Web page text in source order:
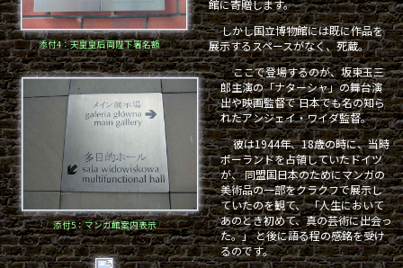
添付4：天皇皇后両陛下署名額
添付5：マンガ館案内表示
館に寄贈します。
しかし国立博物館には既に作品を
展示するスペースがなく、死蔵。
ここで登場するのが、坂東玉三
郎主演の「ナターシャ」の舞台演
出や映画監督で 日本でも名の知ら
れたアンジェイ・ワイダ監督。
彼は1944年、18歳の時に、当時
ポーランドを占領していたドイツ
が、 同盟国日本のためにマンガの
美術品の一部をクラクフで展示し
ていたのを観て、 「人生において
あのとき初めて、真の芸術に出会っ
た。」 と後に語る程の感銘を受け
るのです。